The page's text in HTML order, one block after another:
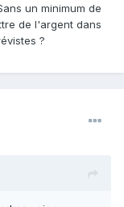
un minimum de
de l'argent dans
?